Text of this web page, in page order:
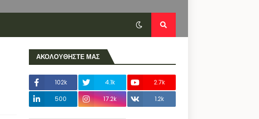
ΑΚΟΛΟΥΘΗΣΤΕ ΜΑΣ
102k 4.1k
2.7k
500
17.2k 1.2k